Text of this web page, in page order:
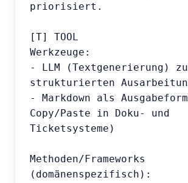
priorisiert.
[T] TOOL
Werkzeuge:
- LLM (Textgenerierung)
strukturierten
- Markdown als
Copy/Paste in Doku- und
Ticketsysteme)
Methoden/Frameworks
(domänenspezifisch):